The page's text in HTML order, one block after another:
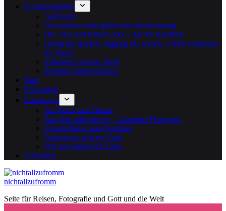
Nachkriegskind
Aufbruch
Das streben nach glück und anerkennung
Die 50er und frühen 60er – Meine Kindheit
Doing the garden, digging the weeds – Who could ask
for more?
Episoden aus den 50ern
Erlebtes Zeitgeschehen
Start
Über mich
Unterwegs
An Nord- und Ostsee
Auf dem Jakobsweg – Caminho Portugues
Unsere Reise zum Nordkap
Unterwegs in New York
Wir erwandern die Lahn
Vorfahren
nichtallzufromm
Seite für Reisen, Fotografie und Gott und die Welt